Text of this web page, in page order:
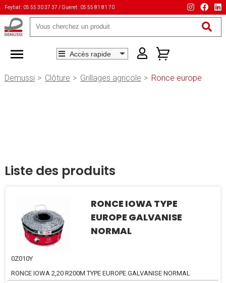
Feytiat : 05 55 30 37 37 / Gueret : 05 55 81 81 70
Mots-
clés
Demussi Clôture Grillages agricole Ronce europe
Liste des produits
RONCE IOWA TYPE
EUROPE GALVANISE
NORMAL
0Z010Y
RONCE IOWA 2,20 R200M TYPE EUROPE GALVANISE NORMAL